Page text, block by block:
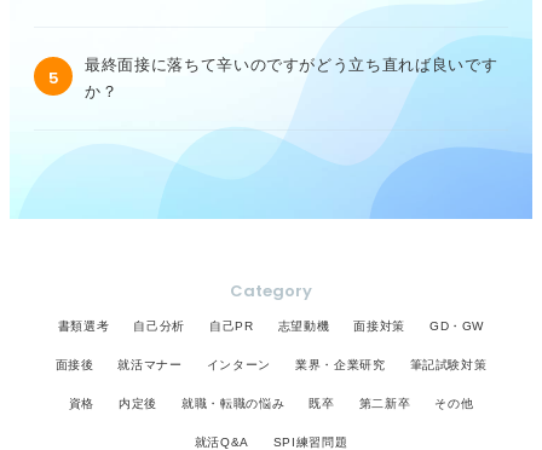
5
最終面接に落ちて辛いのですがどう立ち直れば良いです
か？
Category
書類選考 自己分析 自己PR 志望動機 面接対策 GD・GW
面接後 就活マナー インターン 業界・企業研究 筆記試験対策
資格 内定後 就職・転職の悩み 既卒 第二新卒 その他
就活Q&A SPI練習問題